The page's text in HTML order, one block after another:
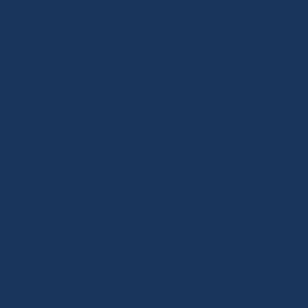
Z wielką radością informujemy, że prof. Tadeusz
Medal, przyznawany przez Uniwersytet Warszawski
Uroczystość jego wręczenia odbyła się 28 maja 2026 r.
Prof. Tadeusz Januszkiewicz jest związany z
się przede wszystkim wokół geometrii i topologii, a
Podczas uroczystości Laureat wygłosił Wykład im.